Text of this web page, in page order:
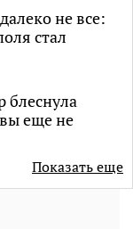
не все:
стал
блеснула
еще не
Показать еще